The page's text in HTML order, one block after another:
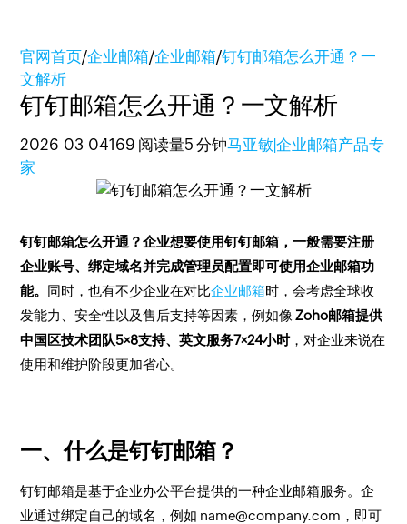
官网首页/企业邮箱/企业邮箱/钉钉邮箱怎么开通？一
文解析
钉钉邮箱怎么开通？一文解析
2026-03-04169 阅读量5 分钟马亚敏|企业邮箱产品专
家
钉钉邮箱怎么开通？企业想要使用钉钉邮箱，一般需要注册
企业账号、绑定域名并完成管理员配置即可使用企业邮箱功
能。 同时，也有不少企业在对比企业邮箱时，会考虑全球收
发能力、安全性以及售后支持等因素，例如像Zoho邮箱提供
中国区技术团队5×8支持、英文服务7×24小时，对企业来说在
使用和维护阶段更加省心。
一、什么是钉钉邮箱？
钉钉邮箱是基于企业办公平台提供的一种企业邮箱服务。企
业通过绑定自己的域名，例如 name@company.com ，即可